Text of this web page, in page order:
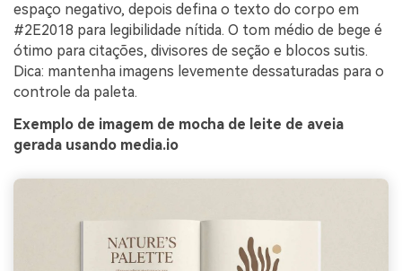
espaço negativo, depois defina o texto do corpo em
#2E2018 para legibilidade nítida. O tom médio de bege é
ótimo para citações, divisores de seção e blocos sutis.
Dica: mantenha imagens levemente dessaturadas para o
controle da paleta.
Exemplo de imagem de mocha de leite de aveia
gerada usando media.io